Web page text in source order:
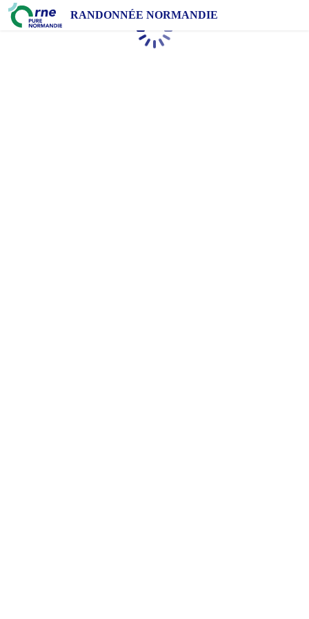
RANDONNÉE NORMANDIE
Chargement